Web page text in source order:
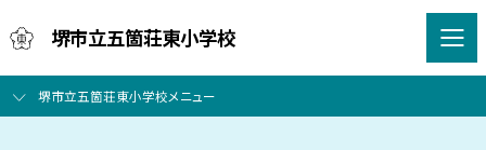
堺市立五箇荘東小学校
堺市立五箇荘東小学校メニュー